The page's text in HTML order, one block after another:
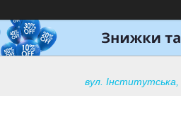
вул. Інститутська,